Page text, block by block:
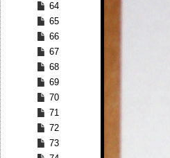
64
65
66
67
68
69
70
71
72
73